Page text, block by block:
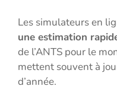
Les simulateurs en
une estimation
de l’ANTS pour le
mettent souvent à
d’année.